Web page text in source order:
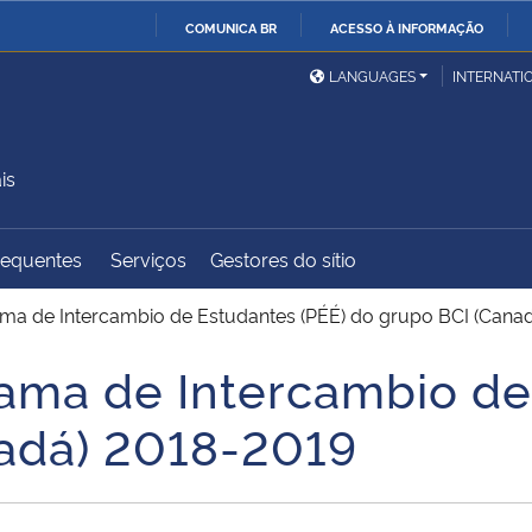
COMUNICA BR ACESSO À INFORMAÇÃO
Ministério da Defesa
Ministério das Relações
Exteriores
Ministério do
Desenvolvimento Regional
Controladoria-Geral da
União
Advocacia-Geral da União Banco Central do Brasil
LANGUAGES
Serviços Gestores do sítio
de Intercambio de Estudantes (PÉÉ) do grupo BCI
de Intercambio
2018-2019